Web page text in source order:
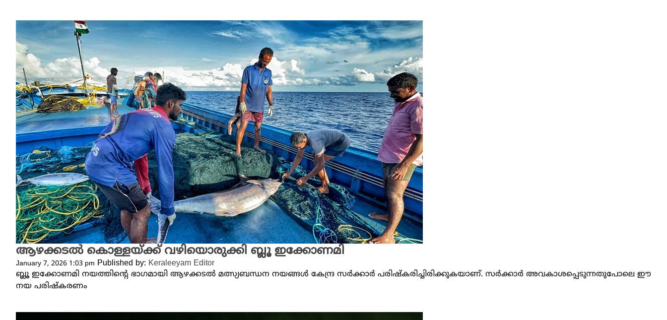
ആഴക്കടൽ കൊള്ളയ്ക്ക് വഴിയൊരുക്കി ബ്ലൂ ഇക്കോണമി
January 7, 2026 1:03 pm Published by: Keraleeyam Editor
ബ്ലൂ ഇക്കോണമി നയത്തിന്റെ ഭാ​ഗമായി ആഴക്കടൽ മത്സ്യബന്ധന നയങ്ങൾ കേന്ദ്ര സർക്കാർ പരിഷ്കരിച്ചിരിക്കുകയാണ്. സ‍ർക്കാ‍ർ അവകാശപ്പെടുന്നതുപോലെ ഈ
നയ പരിഷ്കരണം